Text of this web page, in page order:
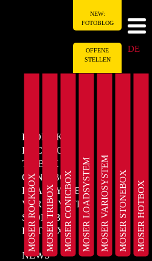
DE
NEW:
FOTOBLOG
OFFENE
STELLEN
MOSER ROCKBOXMOSER TRIBOXMOSER CONICBOXMOSER LOADSYSTEMMOSER VARIOSYSTEMMOSER STONEBOXMOSER HOTBOX
PRODUKTE
ROCKBOX
TRIBOX
CONICBOX
LOADSYSTEM
VARIOSYSTEM
STONEBOX
HOTBOX
NEWS